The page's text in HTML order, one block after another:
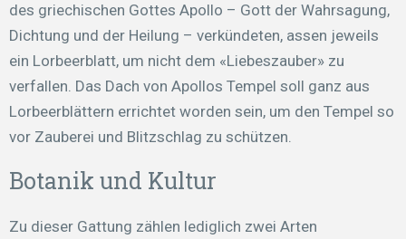
des griechischen Gottes Apollo – Gott der Wahrsagung,
Dichtung und der Heilung – verkündeten, assen jeweils
ein Lorbeerblatt, um nicht dem «Liebeszauber» zu
verfallen. Das Dach von Apollos Tempel soll ganz aus
Lorbeerblättern errichtet worden sein, um den Tempel so
vor Zauberei und Blitzschlag zu schützen.
Botanik und Kultur
Zu dieser Gattung zählen lediglich zwei Arten